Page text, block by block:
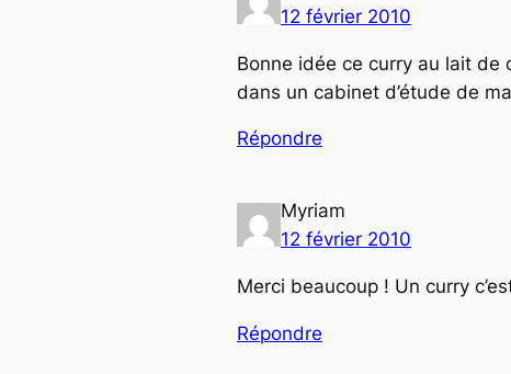
12 février 2010
Bonne idée ce curry au lait de
dans un cabinet d’étude de
Répondre
Myriam
12 février 2010
Merci beaucoup ! Un curry
Répondre